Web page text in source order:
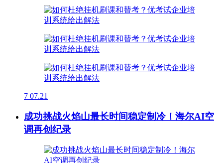
7 07.21
成功挑战火焰山最长时间稳定制冷！海尔AI空
调再创纪录